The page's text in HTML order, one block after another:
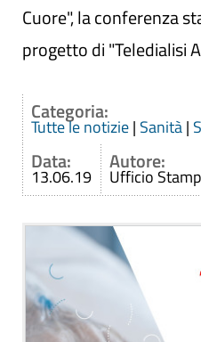
Cuore", la conferenza
progetto di "Teledialisi
Categoria:
Tutte le notizie| Sanità|
Data:
13.06.19
Autore:
Ufficio